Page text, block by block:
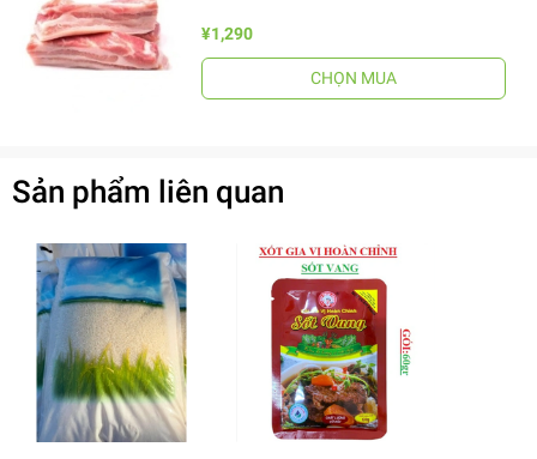
¥1,290
CHỌN MUA
Sản phẩm liên quan